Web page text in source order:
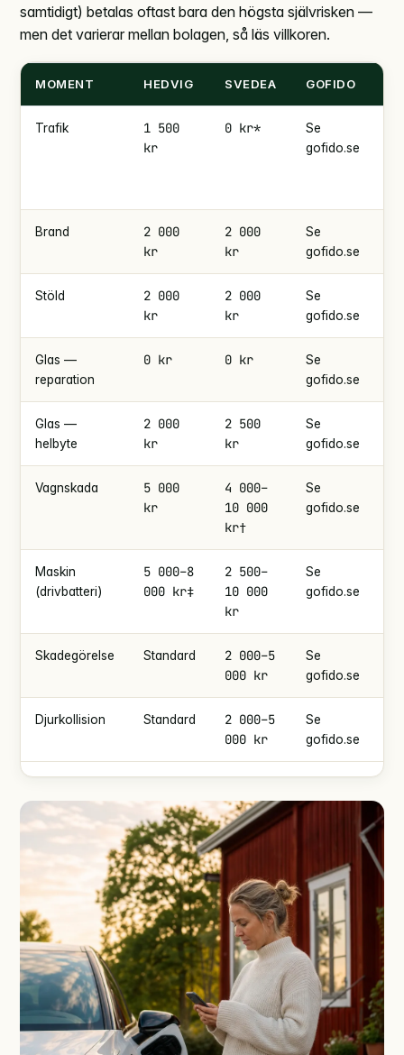
samtidigt) betalas oftast bara den högsta självrisken —
men det varierar mellan bolagen, så läs villkoren.
MOMENT HEDVIG SVEDEA GOFIDO
Trafik
1 500
kr
0 kr*
Se
gofido.se
Brand
2 000
kr
2 000
kr
Se
gofido.se
Stöld
2 000
kr
2 000
kr
Se
gofido.se
Glas —
reparation
0 kr 0 kr
Se
gofido.se
Glas —
helbyte
2 000
kr
2 500
kr
Se
gofido.se
Vagnskada
5 000
kr
4 000–
10 000
kr†
Se
gofido.se
Maskin
(drivbatteri)
5 000–8
000 kr‡
2 500–
10 000
kr
Se
gofido.se
Skadegörelse Standard
2 000–5
000 kr
Se
gofido.se
Djurkollision Standard
2 000–5
000 kr
Se
gofido.se